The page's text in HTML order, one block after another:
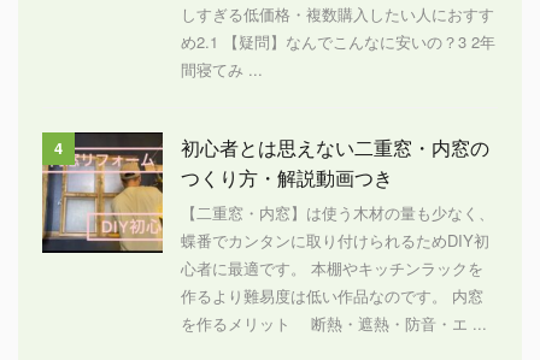
しすぎる低価格・複数購入したい人におすす
め2.1 【疑問】なんでこんなに安いの？3 2年
間寝てみ ...
4
初心者とは思えない二重窓・内窓の
つくり方・解説動画つき
【二重窓・内窓】は使う木材の量も少なく、
蝶番でカンタンに取り付けられるためDIY初
心者に最適です。 本棚やキッチンラックを
作るより難易度は低い作品なのです。 内窓
を作るメリット 断熱・遮熱・防音・エ ...